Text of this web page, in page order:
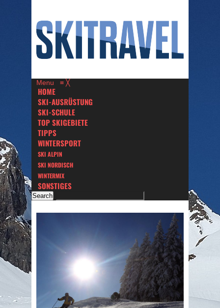
Menu ≡ ╳
HOME
SKI-AUSRÜSTUNG
SKI-SCHULE
TOP SKIGEBIETE
TIPPS
WINTERSPORT
SKI ALPIN
SKI NORDISCH
WINTERMIX
SONSTIGES